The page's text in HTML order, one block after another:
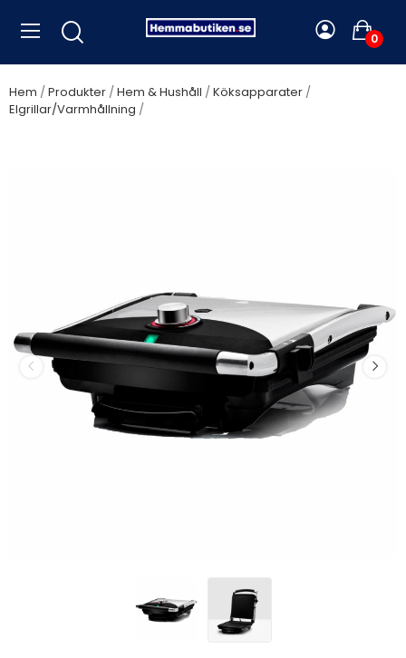
0
Hem Produkter Hem & Hushåll
Köksapparater
Elgrillar/Varmhållning